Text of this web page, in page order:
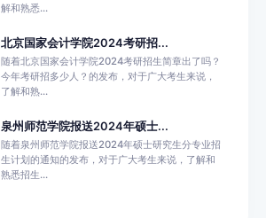
解和熟悉...
北京国家会计学院2024考研招...
随着北京国家会计学院2024考研招生简章出了吗？
今年考研招多少人？的发布，对于广大考生来说，
了解和熟...
泉州师范学院报送2024年硕士...
随着泉州师范学院报送2024年硕士研究生分专业招
生计划的通知的发布，对于广大考生来说，了解和
熟悉招生...